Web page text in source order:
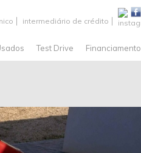
intermediário de crédito
Test Drive Financiamento